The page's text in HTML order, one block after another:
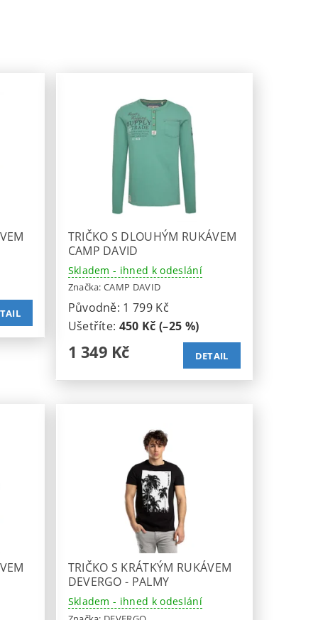
TRIČKO S DLOUHÝM RUKÁVEM
CAMP DAVID
Skladem - ihned k odeslání
Značka:CAMP DAVID
Původně: 1 799 Kč
Ušetříte: 450 Kč (–25 %)
1 349 Kč DETAIL
TRIČKO S KRÁTKÝM RUKÁVEM
DEVERGO - PALMY
Skladem - ihned k odeslání